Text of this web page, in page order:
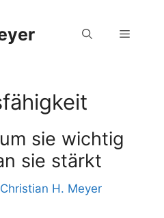
Menü
sie wichtig
sie stärkt
Christian H. Meyer